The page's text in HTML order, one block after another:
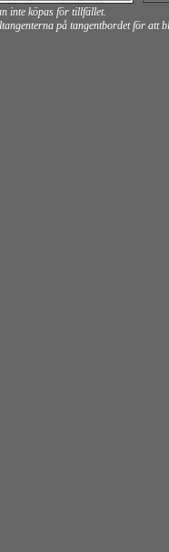
inte köpas för tillfället.
på tangentbordet för att